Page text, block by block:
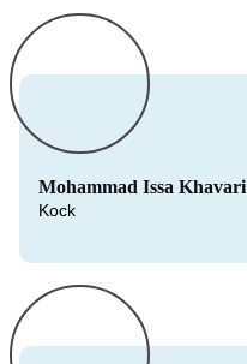
Mohammad Issa Khavari
Kock